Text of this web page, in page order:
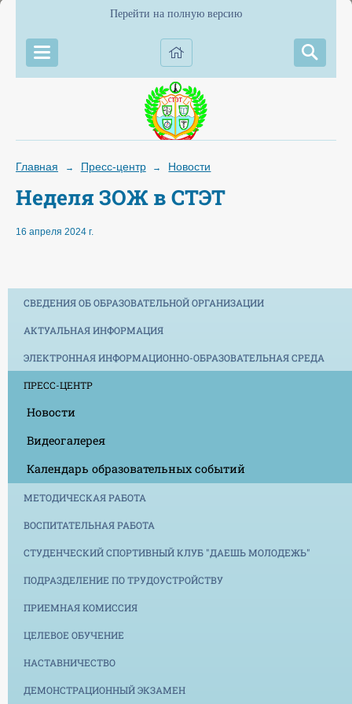
Перейти на полную версию
Главная → Пресс-центр → Новости
Неделя ЗОЖ в СТЭТ
16 апреля 2024 г.
СВЕДЕНИЯ ОБ ОБРАЗОВАТЕЛЬНОЙ ОРГАНИЗАЦИИ
АКТУАЛЬНАЯ ИНФОРМАЦИЯ
ЭЛЕКТРОННАЯ ИНФОРМАЦИОННО-ОБРАЗОВАТЕЛЬНАЯ СРЕДА
ПРЕСС-ЦЕНТР
Новости
Видеогалерея
Календарь образовательных событий
МЕТОДИЧЕСКАЯ РАБОТА
ВОСПИТАТЕЛЬНАЯ РАБОТА
СТУДЕНЧЕСКИЙ СПОРТИВНЫЙ КЛУБ "ДАЕШЬ МОЛОДЕЖЬ"
ПОДРАЗДЕЛЕНИЕ ПО ТРУДОУСТРОЙСТВУ
ПРИЕМНАЯ КОМИССИЯ
ЦЕЛЕВОЕ ОБУЧЕНИЕ
НАСТАВНИЧЕСТВО
ДЕМОНСТРАЦИОННЫЙ ЭКЗАМЕН